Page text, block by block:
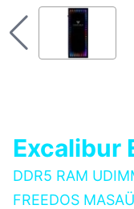
Excalibur
DDR5 RAM
FREEDOS